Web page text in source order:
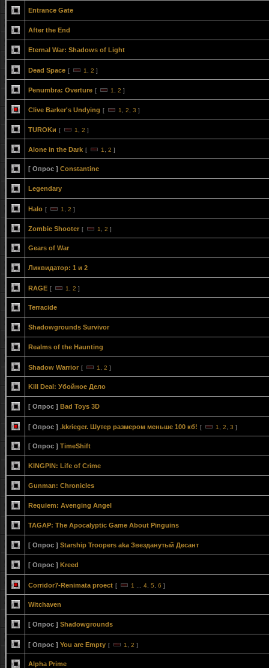
Entrance Gate
After the End
Eternal War: Shadows of Light
Dead Space [ 1 2 ]
Penumbra: Overture [ 1 2 ]
Clive Barker's Undying [ 1 2 3 ]
TUROKи [ 1 2 ]
Alone in the Dark [ 1 2 ]
[ Опрос ] Constantine
Legendary
Halo [ 1 2 ]
Zombie Shooter [ 1 2 ]
Gears of War
Ликвидатор: 1 и 2
RAGE [ 1 2 ]
Terracide
Shadowgrounds Survivor
Realms of the Haunting
Shadow Warrior [ 1 2 ]
Kill Deal: Убойное Дело
[ Опрос ] Bad Toys 3D
[ Опрос ] .kkrieger. Шутер размером меньше 100 кб! [ 1 2 3 ]
[ Опрос ] ТimeShift
KINGPIN: Life of Crime
Gunman: Chronicles
Requiem: Avenging Angel
TAGAP: The Apocalyptic Game About Pinguins
[ Опрос ] Starship Troopers aka Звезданутый Десант
[ Опрос ] Kreed
Corridor7-Renimata proect [ 1 4 5 6 ]
Witchaven
[ Опрос ] Shadowgrounds
[ Опрос ] You are Empty [ 1 2 ]
Alpha Prime